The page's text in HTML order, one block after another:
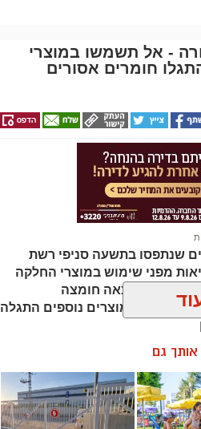
ואירועי תוכן.
מועמדת בעלי "ראש מלא ברעיונות",
של אחד ממוסדות התרבות
להיכנס לעמוד הדרושים של
מאירוע חדשותי? מצאתם טעות
- אל תשמשו במוצרי
חומרים אסורים
שנתפסו בתשעה סניפי רשת
מפני שימוש במוצרי החלקה
נמצאה חומצה
שיער, ובמוצרים נוספים התגלה
אותך גם